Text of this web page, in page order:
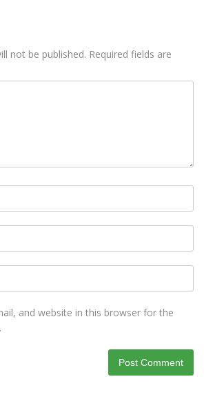
not be published. Required fields are
and website in this browser for the